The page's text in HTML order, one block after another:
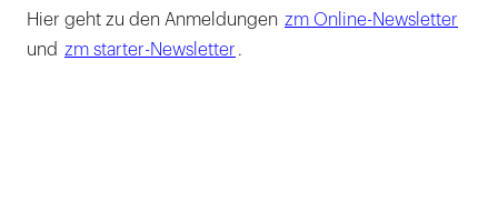
Hier geht zu den Anmeldungen zm Online-Newsletter
und zm starter-Newsletter .